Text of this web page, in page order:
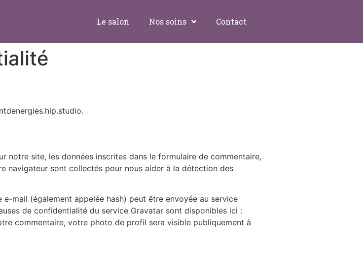
Le salon Nos soins Contact
notre site, les données inscrites dans le formulaire de commentaire,
navigateur sont collectés pour nous aider à la détection des
mail (également appelée hash) peut être envoyée au service
de confidentialité du service Gravatar sont disponibles ici :
commentaire, votre photo de profil sera visible publiquement à